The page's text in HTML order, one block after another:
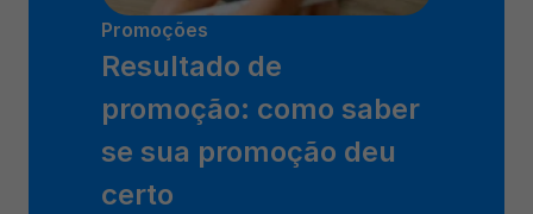
Promoções
Resultado de
promoção: como saber
se sua promoção deu
certo